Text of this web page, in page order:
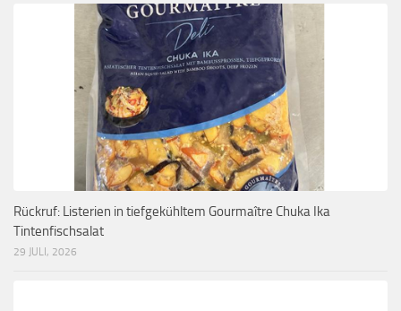
Rückruf: Listerien in tiefgekühltem Gourmaître Chuka Ika
Tintenfischsalat
29 JULI, 2026